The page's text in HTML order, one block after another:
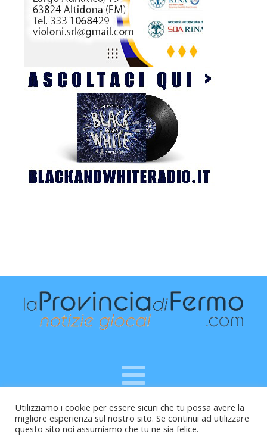
Raffaele Vitali - via Leopardi 10 - 61121 Pesaro (PU) -
Cod.Fisc VTLRFL77B02L500Y - Testata giornalistica, aut.
Utilizziamo i cookie per essere sicuri che tu possa avere la
migliore esperienza sul nostro sito. Se continui ad utilizzare
questo sito noi assumiamo che tu ne sia felice.